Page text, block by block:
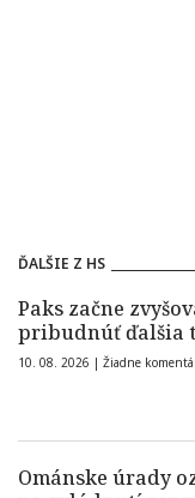
ĎALŠIE Z HS
Paks začne
pribudnúť ďalšia
10. 08. 2026 | Žiadne
Ománske úrady